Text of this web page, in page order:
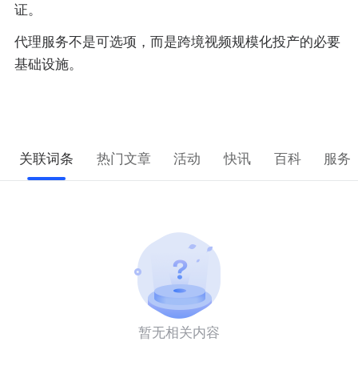
证。
代理服务不是可选项，而是跨境视频规模化投产的必要
基础设施。
关联词条 热门文章 活动 快讯 百科 服务
暂无相关内容